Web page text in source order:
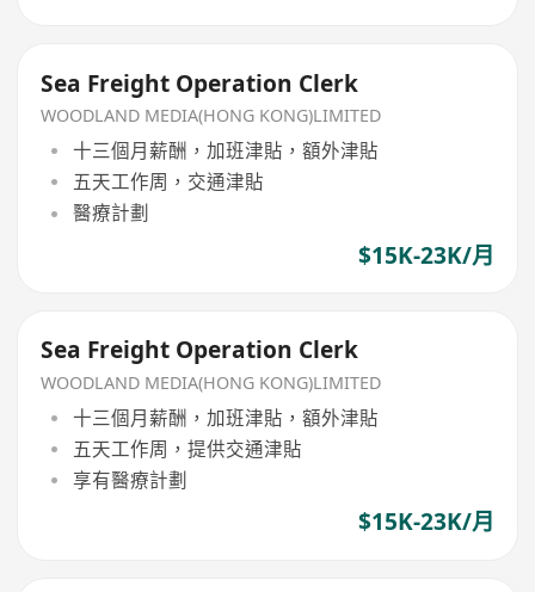
Sea Freight Operation Clerk
WOODLAND MEDIA(HONG KONG)LIMITED
十三個月薪酬，加班津貼，額外津貼
五天工作周，交通津貼
醫療計劃
$15K-23K/月
Sea Freight Operation Clerk
WOODLAND MEDIA(HONG KONG)LIMITED
十三個月薪酬，加班津貼，額外津貼
五天工作周，提供交通津貼
享有醫療計劃
$15K-23K/月